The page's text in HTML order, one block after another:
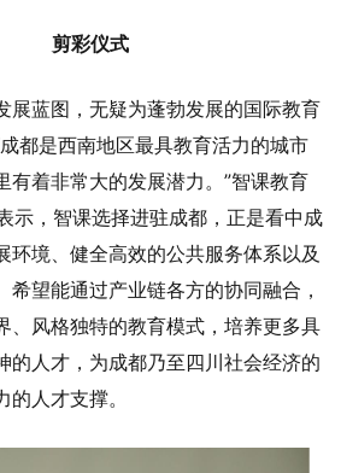
剪彩仪式
展蓝图，无疑为蓬勃发展的国际教育
都是西南地区最具教育活力的城市
有着非常大的发展潜力。”智课教育
示，智课选择进驻成都，正是看中成
环境、健全高效的公共服务体系以及
希望能通过产业链各方的协同融合，
、风格独特的教育模式，培养更多具
的人才，为成都乃至四川社会经济的
人才支撑。